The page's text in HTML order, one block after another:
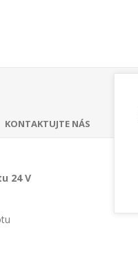
KONTAKTUJTE NÁS
24 V